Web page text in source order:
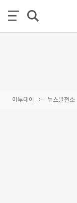
이투데이 뉴스발전소